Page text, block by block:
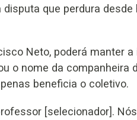
que perdura
Neto, poderá manter
o nome da companheira
beneficia o coletivo.
[selecionador].